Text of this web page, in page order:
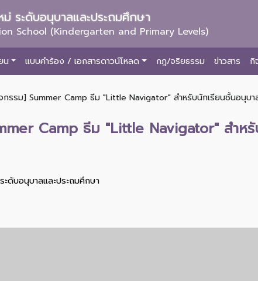
ม่ ระดับอนุบาลและประถมศึกษา
School (Kindergarten and Primary Levels)
น แบบคำร้อง / เอกสารดาวน์โหลด กฎ/จริยธรรม ข่าวสาร กิ
กรรม] Summer Camp ธีม "Little Navigator" สำหรับนักเรียนชั้นอนุบ
Camp ธีม "Little Navigator" สำห
ะดับอนุบาลและประถมศึกษา